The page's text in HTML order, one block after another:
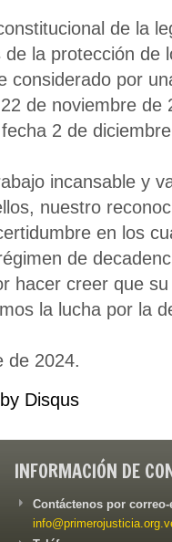
de la
la protección de
considerado por
de noviembre de
2 de
incansable y
nuestro
en los
de
hacer creer que
la lucha por la
de 2024.
Disqus
INFORMACIÓN DE
Contáctenos por